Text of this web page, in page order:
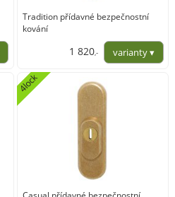
Tradition přídavné bezpečnostní
kování
1 820,-
4lock